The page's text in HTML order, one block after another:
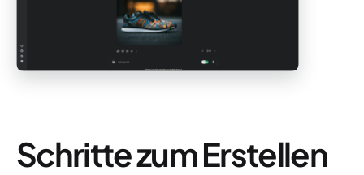
Schritte zum Erstellen